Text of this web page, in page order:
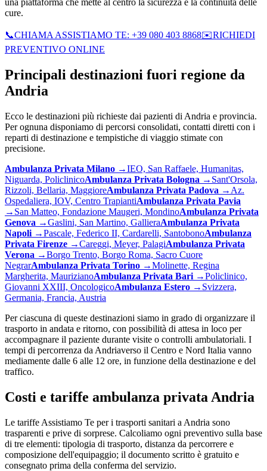
una piattaforma che mette al centro la sicurezza e la continuità delle
cure.
📞CHIAMA ASSISTIAMO TE: +39 080 403 8868✉️RICHIEDI
PREVENTIVO ONLINE
Principali destinazioni fuori regione da
Andria
Ecco le destinazioni più richieste dai pazienti di Andria e provincia.
Per ognuna disponiamo di percorsi consolidati, contatti diretti con i
reparti di destinazione e tempistiche di viaggio stimate con
precisione.
Ambulanza Privata Milano →IEO, San Raffaele, Humanitas,
Niguarda, PoliclinicoAmbulanza Privata Bologna → Sant'Orsola,
Rizzoli, Bellaria, MaggioreAmbulanza Privata Padova → Az.
Ospedaliera, IOV, Centro TrapiantiAmbulanza Privata Pavia
→ San Matteo, Fondazione Maugeri, MondinoAmbulanza Privata
Genova →Gaslini, San Martino, GallieraAmbulanza Privata
Napoli →Pascale, Federico II, Cardarelli, SantobonoAmbulanza
Privata Firenze →Careggi, Meyer, PalagiAmbulanza Privata
Verona →Borgo Trento, Borgo Roma, Sacro Cuore
NegrarAmbulanza Privata Torino →Molinette, Regina
Margherita, MaurizianoAmbulanza Privata Bari →Policlinico,
Giovanni XXIII, OncologicoAmbulanza Estero → Svizzera,
Germania, Francia, Austria
Per ciascuna di queste destinazioni siamo in grado di organizzare il
trasporto in andata e ritorno, con possibilità di attesa in loco per
accompagnare il paziente durante visite o controlli ambulatoriali. I
tempi di percorrenza da Andriaverso il Centro e Nord Italia vanno
mediamente dalle 6 alle 12 ore, in funzione della destinazione e del
traffico.
Costi e tariffe ambulanza privata Andria
Le tariffe Assistiamo Te per i trasporti sanitari a Andria sono
trasparenti e prive di sorprese. Calcoliamo ogni preventivo sulla base
di tre elementi: tipologia di trasporto, distanza da percorrere e
composizione dell'equipaggio; il documento scritto è gratuito e
consegnato prima della conferma del servizio.